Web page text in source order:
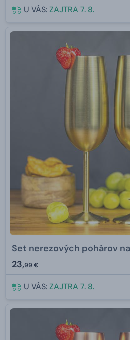
U VÁS:ZAJTRA 7. 8.
Set nerezových pohárov
23,99 €
U VÁS:ZAJTRA 7. 8.